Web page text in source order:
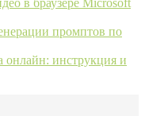
в браузере Microsoft
промптов по
онлайн: инструкция и